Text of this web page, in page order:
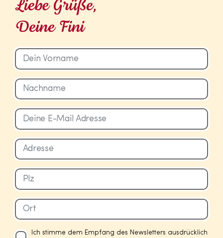
Ich stimme dem Empfang des Newsletters ausdrücklich